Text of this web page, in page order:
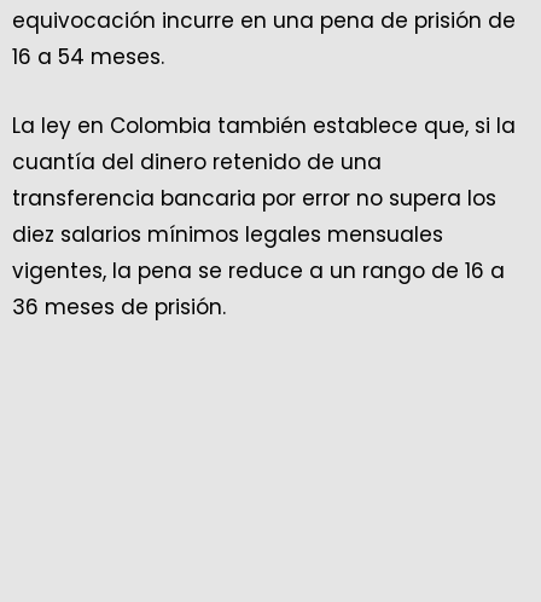
equivocación incurre en una pena de prisión de
16 a 54 meses.
La ley en Colombia también establece que, si la
cuantía del dinero retenido de una
transferencia bancaria por error no supera los
diez salarios mínimos legales mensuales
vigentes, la pena se reduce a un rango de 16 a
36 meses de prisión.